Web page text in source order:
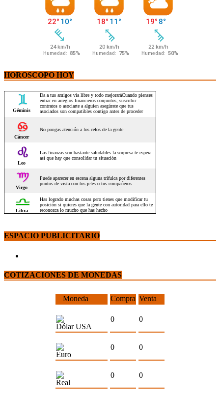
HOROSCOPO HOY
ESPACIO PUBLICITARIO
COTIZACIONES DE MONEDAS
Moneda Compra Venta
Dólar USA
0 0
Euro
0 0
Real
0 0